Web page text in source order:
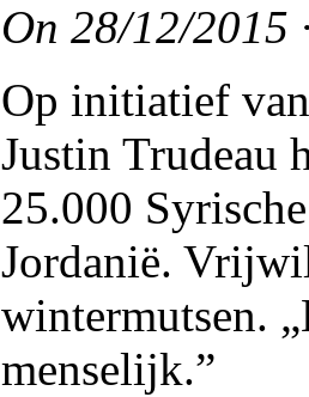
On 28/12/2015
Op initiatief
Justin Trudeau
25.000
Jordanië.
wintermutsen.
menselijk.”